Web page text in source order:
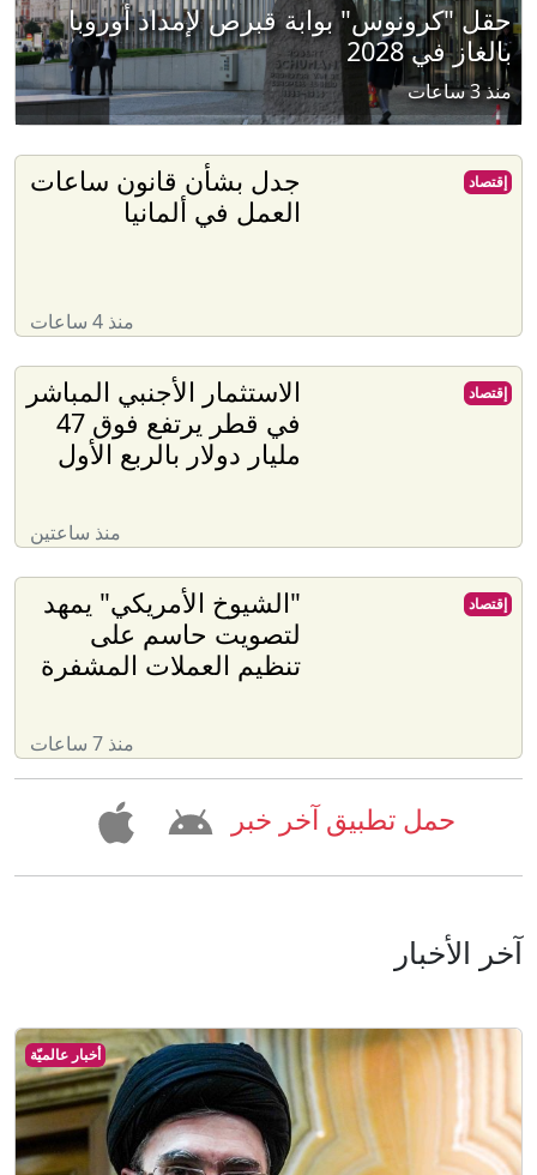
حقل "كرونوس" بوابة قبرص لإمداد أوروبا
بالغاز في 2028
منذ 3 ساعات
جدل بشأن قانون ساعات
العمل في ألمانيا
منذ 4 ساعات
إقتصاد
الاستثمار الأجنبي المباشر
في قطر يرتفع فوق 47
مليار دولار بالربع الأول
منذ ساعتين
إقتصاد
"الشيوخ الأمريكي" يمهد
لتصويت حاسم على
تنظيم العملات المشفرة
منذ 7 ساعات
إقتصاد
حمل تطبيق آخر خبر
آخر الأخبار
أخبار عالميّة